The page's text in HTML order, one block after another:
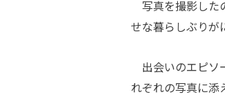
写真を撮影した
せな暮らしぶりが
出会いのエピソ
れぞれの写真に添